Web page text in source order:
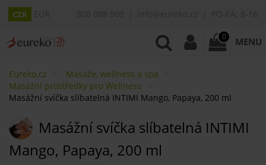
CZK
0 MENU
Eureko.cz
Masáže, wellness a spa
Masážní prostředky pro Wellness
Masážní svíčka slíbatelná INTIMI Mango, Papaya, 200 ml
Masážní svíčka slíbatelná INTIMI
Mango, Papaya, 200 ml